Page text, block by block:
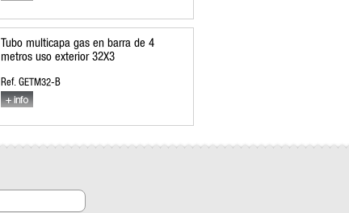
Tubo multicapa gas en barra de 4
metros uso exterior 32X3
Ref. GETM32-B